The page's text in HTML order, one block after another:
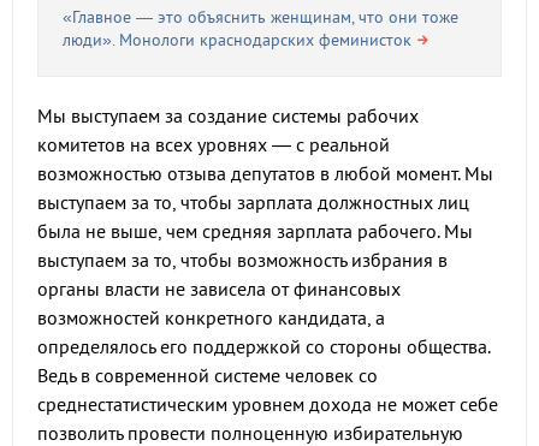
«Главное — это объяснить женщинам, что они тоже
люди». Монологи краснодарских феминисток
Мы выступаем за создание системы рабочих
комитетов на всех уровнях — с реальной
возможностью отзыва депутатов в любой момент. Мы
выступаем за то, чтобы зарплата должностных лиц
была не выше, чем средняя зарплата рабочего. Мы
выступаем за то, чтобы возможность избрания в
органы власти не зависела от финансовых
возможностей конкретного кандидата, а
определялось его поддержкой со стороны общества.
Ведь в современной системе человек со
среднестатистическим уровнем дохода не может себе
позволить провести полноценную избирательную